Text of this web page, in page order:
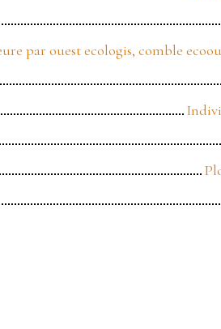
par ouest ecologis, comble